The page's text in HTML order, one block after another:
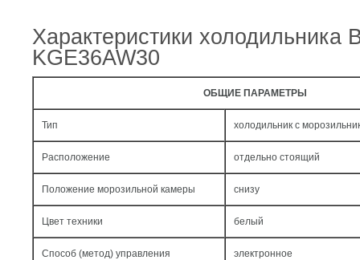
Характеристики холодильника
KGE36AW30
ОБЩИЕ ПАРАМЕТРЫ
Тип холодильник с
Расположение отдельно стоящий
Положение морозильной камеры снизу
Цвет техники белый
Способ (метод) управления электронное